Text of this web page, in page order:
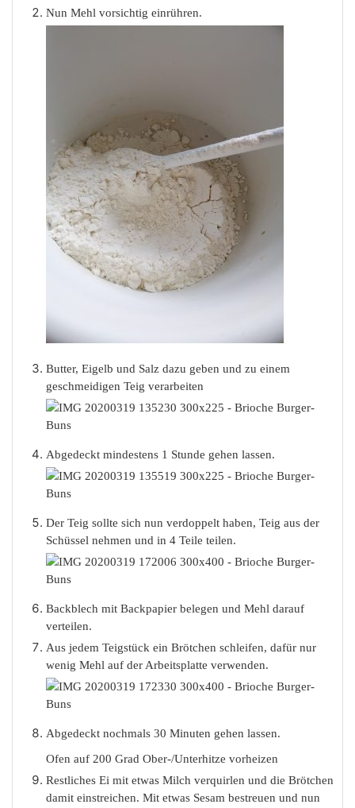
Nun Mehl vorsichtig einrühren.
Butter, Eigelb und Salz dazu geben und zu einem
geschmeidigen Teig verarbeiten
Abgedeckt mindestens 1 Stunde gehen lassen.
Der Teig sollte sich nun verdoppelt haben, Teig aus der
Schüssel nehmen und in 4 Teile teilen.
Backblech mit Backpapier belegen und Mehl darauf
verteilen.
Aus jedem Teigstück ein Brötchen schleifen, dafür nur
wenig Mehl auf der Arbeitsplatte verwenden.
Abgedeckt nochmals 30 Minuten gehen lassen.
Ofen auf 200 Grad Ober-/Unterhitze vorheizen
Restliches Ei mit etwas Milch verquirlen und die Brötchen
damit einstreichen. Mit etwas Sesam bestreuen und nun